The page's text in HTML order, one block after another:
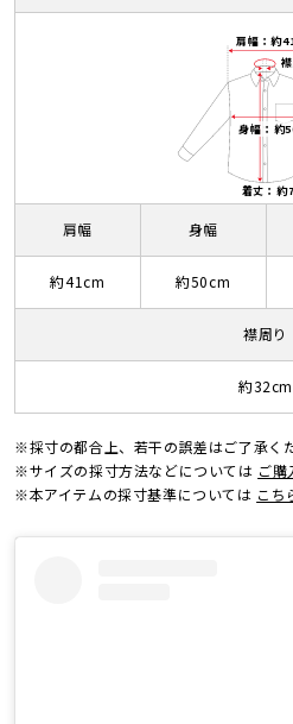
肩幅：約
身幅：約
着丈：約
肩幅
約41cm
身幅
約50cm
襟周り
約32cm
※採寸の都合上、若干の誤差はご了承くだ
※サイズの採寸方法などについては ご購
※本アイテムの採寸基準については こち